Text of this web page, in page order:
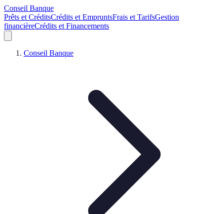
Conseil Banque
Prêts et CréditsCrédits et EmpruntsFrais et TarifsGestion
financièreCrédits et Financements
Conseil Banque